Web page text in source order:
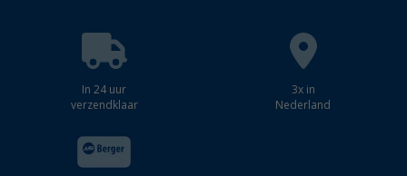
In 24 uur
verzendklaar
3x in
Nederland